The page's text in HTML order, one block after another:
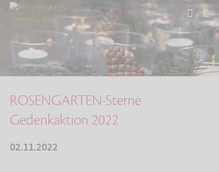
Start
Aktuelles
ROSENGARTEN-Sterne Gedenkaktion 2022
ROSENGARTEN-Sterne
Gedenkaktion 2022
02.11.2022